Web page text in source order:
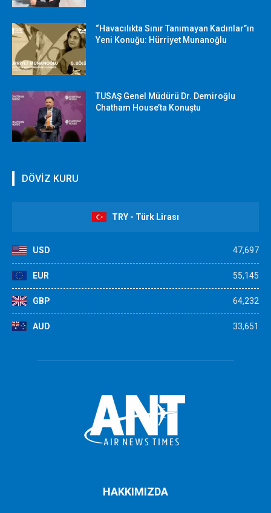
“Havacılıkta Sınır Tanımayan Kadınlar”ın
Yeni Konuğu: Hürriyet Munanoğlu
TUSAŞ Genel Müdürü Dr. Demiroğlu
Chatham House’ta Konuştu
DÖVİZ KURU
TRY - Türk Lirası
USD 47,697
EUR 55,145
GBP 64,232
AUD 33,651
HAKKIMIZDA